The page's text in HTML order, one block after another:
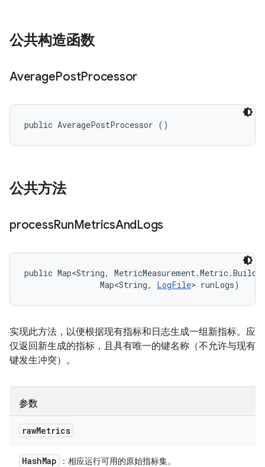
公共构造函数
AveragePostProcessor
public AveragePostProcessor ()
公共方法
processRunMetricsAndLogs
public Map<String,
                Map<String,
LogFile> runLogs)
实现此方法，以便根据现有指标和日志生成一组新指标。应
仅返回新生成的指标，且具有唯一的键名称（不允许与现有
键发生冲突）。
参数
rawMetrics
HashMap ：相应运行可用的原始指标集。